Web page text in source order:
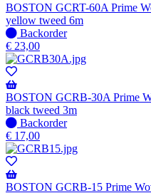
BOSTON GCRT-60A Prime
yellow tweed 6m
Niet
op
voorraad
-
Wordt
verzonden
wanneer
beschikbaar
Backorder
€ 23,00
BOSTON GCRB-30A Prime
black tweed 3m
Niet
op
voorraad
-
Wordt
verzonden
Backorder
€ 17,00
BOSTON GCRB-15 Prime